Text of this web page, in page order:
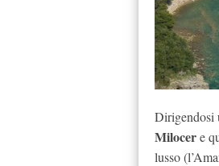
Dirigendosi
Milocere
lusso